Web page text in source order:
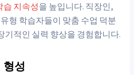
습 지속성을 높입니다. 직장인,
형 학습자들이 맞춤 수업 덕분
기적인 실력 향상을 경험합니다.
형성